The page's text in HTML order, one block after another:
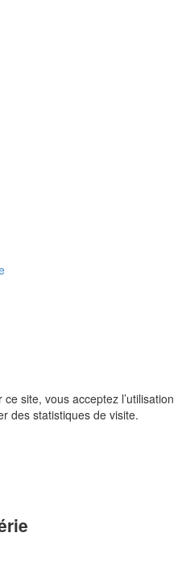
site, vous acceptez l’utilisation
des statistiques de visite.